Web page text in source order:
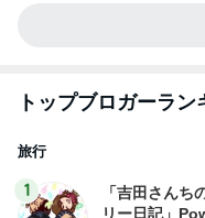
トップブロガーラン
旅行
1
「吉田さんち
リー日記」